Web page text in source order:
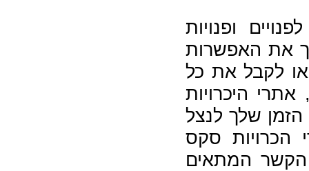
ופנויות
את האפשרות
לקבל את כל
היכרויות
הזמן שלך לנצל
הכרויות סקס
הקשר המתאים